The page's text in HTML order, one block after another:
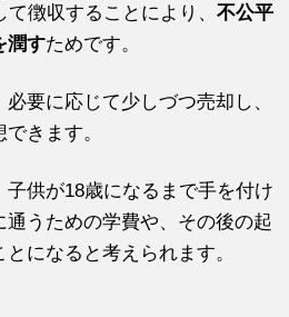
て徴収することにより、不公平
潤すためです。
要に応じて少しづつ売却し、
きます。
供が18歳になるまで手を付け
うための学費や、その後の起
になると考えられます。